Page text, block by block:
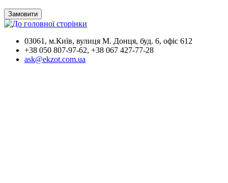
Замовити
03061, м.Київ, вулиця М. Донця, буд. 6, офіс 612
+38 050 807-97-62, +38 067 427-77-28
ask@ekzot.com.ua